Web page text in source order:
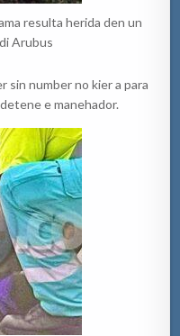
resulta herida den un
Arubus
sin number no kier a para
e manehador.